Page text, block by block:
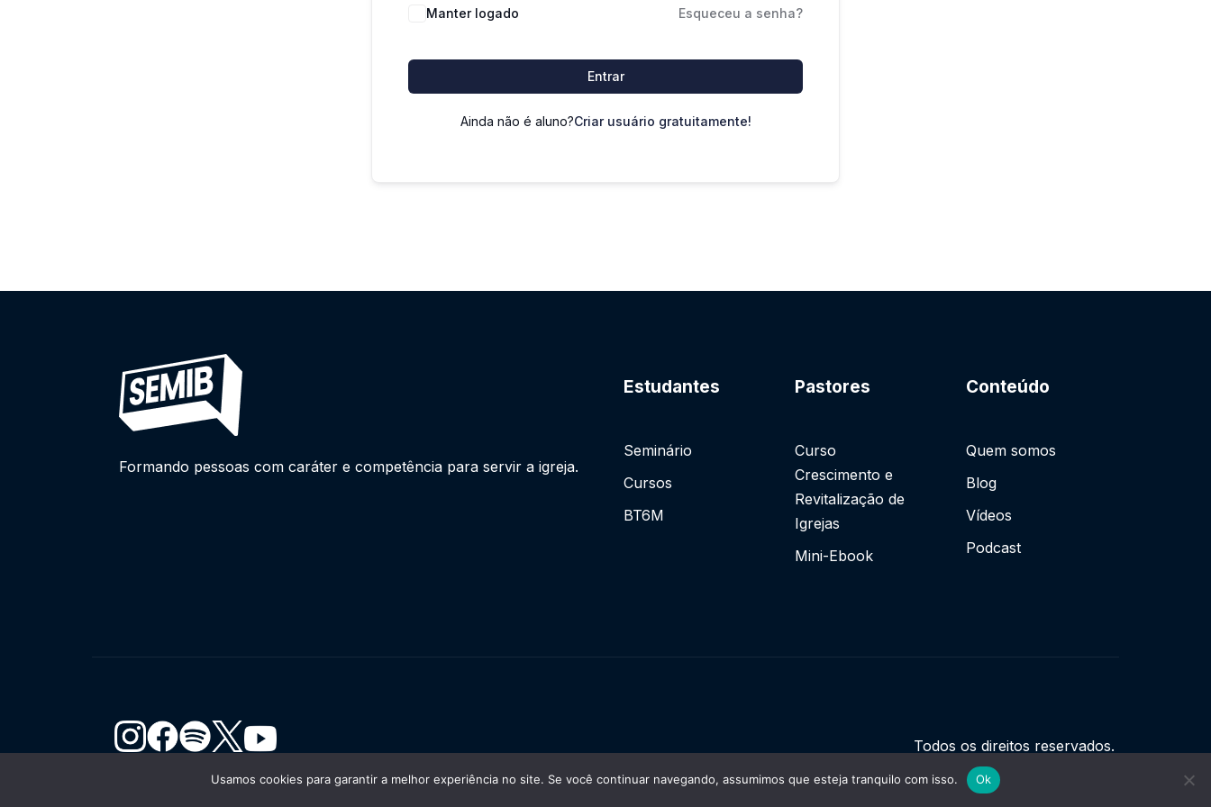
Manter logado Esqueceu a senha?
Entrar
Ainda não é aluno?Criar usuário gratuitamente!
Formando pessoas com caráter e competência para servir a igreja.
Estudantes
Seminário
Cursos
BT6M
Pastores
Curso
Crescimento e
Revitalização de
Igrejas
Mini-Ebook
Conteúdo
Quem somos
Blog
Vídeos
Podcast
Todos os direitos reservados.
Usamos cookies para garantir a melhor experiência no site. Se você continuar navegando, assumimos que esteja tranquilo com isso. Ok